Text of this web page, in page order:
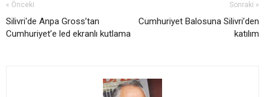
« Önceki
Silivri'de Anpa Gross’tan
Cumhuriyet’e led ekranlı kutlama
Sonraki »
Cumhuriyet Balosuna Silivri’den
katılım